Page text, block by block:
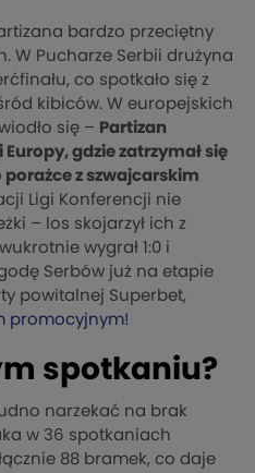
bardzo przeciętny
W Pucharze Serbii drużyna
co spotkało się z
kibiców. W europejskich
się – Partizan
gdzie zatrzymał się
z szwajcarskim
Ligi Konferencji nie
– los skojarzył ich z
wygrał 1:0 i
Serbów już na etapie
powitalnej Superbet,
promocyjnym!
spotkaniu?
narzekać na brak
w 36 spotkaniach
88 bramek, co daje